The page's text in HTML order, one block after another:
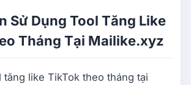
Sử Dụng Tool Tăng Like
Tháng Tại Mailike.xyz
tăng like TikTok theo tháng tại